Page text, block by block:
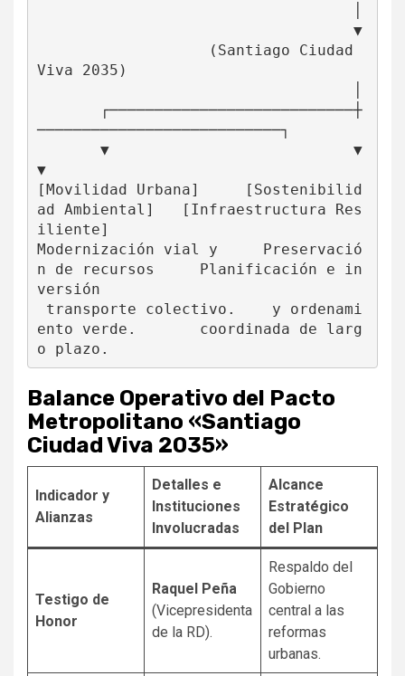
Viva 2035)
───────────────────────────┐
▼
[Movilidad Urbana]     [Sostenibilid
ad Ambiental]   [Infraestructura Res
iliente]
Modernización vial y     Preservació
n de recursos     Planificación e in
versión
ento verde.       coordinada de larg
Balance Operativo del Pacto
Metropolitano «Santiago
Ciudad Viva 2035»
Indicador y
Alianzas
Detalles e
Instituciones
Involucradas
Alcance
Estratégico
del Plan
Testigo de
Honor
Raquel Peña
(Vicepresidenta
de la RD).
Respaldo del
Gobierno
central a las
reformas
urbanas.